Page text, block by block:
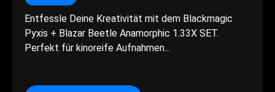
Entfessle Deine Kreativität mit dem Blackmagic
Pyxis + Blazar Beetle Anamorphic 1.33X SET.
Perfekt für kinoreife Aufnahmen...